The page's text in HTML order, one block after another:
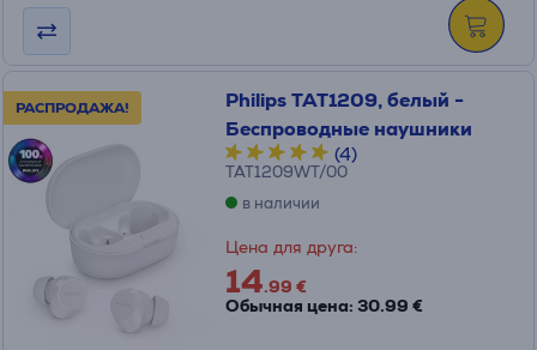
РАСПРОДАЖА!
Philips TAT1209, белый -
Беспроводные наушники
(4)
TAT1209WT/00
в наличии
Цена для друга:
14.99 €
Обычная цена: 30.99 €